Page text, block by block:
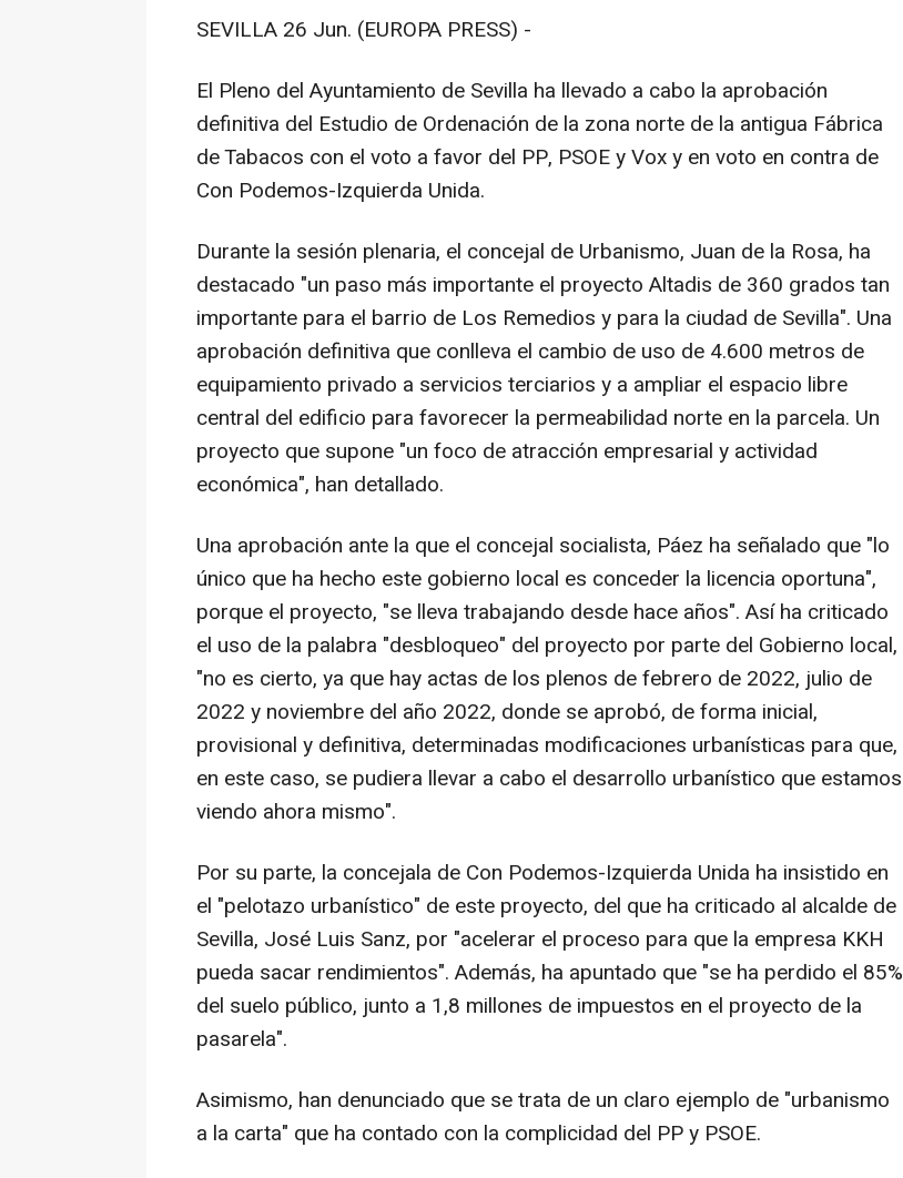
SEVILLA 26 Jun. (EUROPA PRESS) -
El Pleno del Ayuntamiento de Sevilla ha llevado a cabo la aprobación
definitiva del Estudio de Ordenación de la zona norte de la antigua Fábrica
de Tabacos con el voto a favor del PP, PSOE y Vox y en voto en contra de
Con Podemos-Izquierda Unida.
Durante la sesión plenaria, el concejal de Urbanismo, Juan de la Rosa, ha
destacado "un paso más importante el proyecto Altadis de 360 grados tan
importante para el barrio de Los Remedios y para la ciudad de Sevilla". Una
aprobación definitiva que conlleva el cambio de uso de 4.600 metros de
equipamiento privado a servicios terciarios y a ampliar el espacio libre
central del edificio para favorecer la permeabilidad norte en la parcela. Un
proyecto que supone "un foco de atracción empresarial y actividad
económica", han detallado.
Una aprobación ante la que el concejal socialista, Páez ha señalado que "lo
único que ha hecho este gobierno local es conceder la licencia oportuna",
porque el proyecto, "se lleva trabajando desde hace años". Así ha criticado
el uso de la palabra "desbloqueo" del proyecto por parte del Gobierno local,
"no es cierto, ya que hay actas de los plenos de febrero de 2022, julio de
2022 y noviembre del año 2022, donde se aprobó, de forma inicial,
provisional y definitiva, determinadas modificaciones urbanísticas para que,
en este caso, se pudiera llevar a cabo el desarrollo urbanístico que estamos
viendo ahora mismo".
Por su parte, la concejala de Con Podemos-Izquierda Unida ha insistido en
el "pelotazo urbanístico" de este proyecto, del que ha criticado al alcalde de
Sevilla, José Luis Sanz, por "acelerar el proceso para que la empresa KKH
pueda sacar rendimientos". Además, ha apuntado que "se ha perdido el 85%
del suelo público, junto a 1,8 millones de impuestos en el proyecto de la
pasarela".
Asimismo, han denunciado que se trata de un claro ejemplo de "urbanismo
a la carta" que ha contado con la complicidad del PP y PSOE.